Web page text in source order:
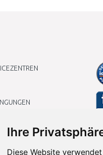
Ihre
Diese Website